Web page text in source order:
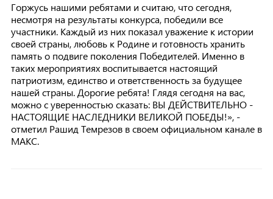
Горжусь нашими ребятами и считаю, что сегодня,
несмотря на результаты конкурса, победили все
участники. Каждый из них показал уважение к истории
своей страны, любовь к Родине и готовность хранить
память о подвиге поколения Победителей. Именно в
таких мероприятиях воспитывается настоящий
патриотизм, единство и ответственность за будущее
нашей страны. Дорогие ребята! Глядя сегодня на вас,
можно с уверенностью сказать: ВЫ ДЕЙСТВИТЕЛЬНО -
НАСТОЯЩИЕ НАСЛЕДНИКИ ВЕЛИКОЙ ПОБЕДЫ!», -
отметил Рашид Темрезов в своем официальном канале в
МАКС.